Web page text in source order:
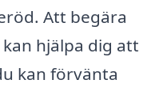
Att begära
hjälpa dig att
kan förvänta